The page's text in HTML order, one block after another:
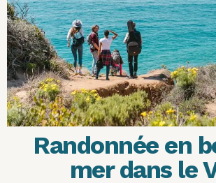
Randonnée en
mer dans le